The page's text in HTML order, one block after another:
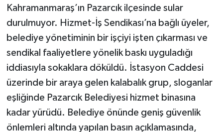
Kahramanmaraş’ın Pazarcık ilçesinde sular
durulmuyor. Hizmet-İş Sendikası’na bağlı üyeler,
belediye yönetiminin bir işçiyi işten çıkarması ve
sendikal faaliyetlere yönelik baskı uyguladığı
iddiasıyla sokaklara döküldü. İstasyon Caddesi
üzerinde bir araya gelen kalabalık grup, sloganlar
eşliğinde Pazarcık Belediyesi hizmet binasına
kadar yürüdü. Belediye önünde geniş güvenlik
önlemleri altında yapılan basın açıklamasında,
Yaşam
KAHRAMANMARAŞ